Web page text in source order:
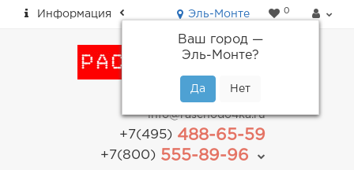
Информация Эль-Монте
Ваш город —
Эль-Монте?
0
пн-пт: с 9.00 до 18.00
info@raschodo4ka.ru
+7(495)488-65-59
+7(800)555-89-96